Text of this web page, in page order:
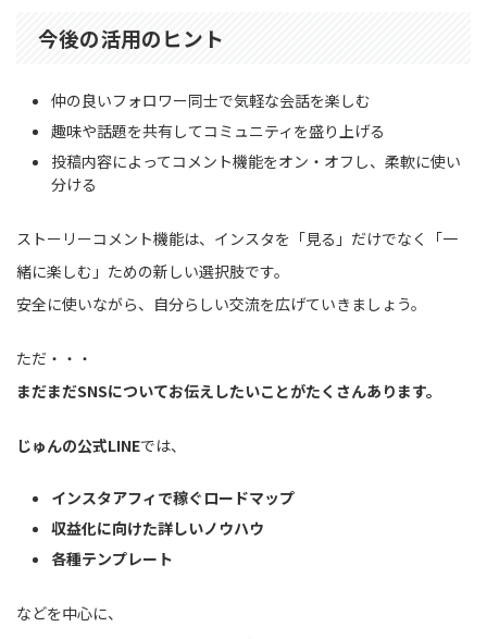
今後の活用のヒント
仲の良いフォロワー同士で気軽な会話を楽しむ
趣味や話題を共有してコミュニティを盛り上げる
投稿内容によってコメント機能をオン・オフし、柔軟に使い
分ける
ストーリーコメント機能は、インスタを「見る」だけでなく「一
緒に楽しむ」ための新しい選択肢です。
安全に使いながら、自分らしい交流を広げていきましょう。
ただ・・・
まだまだSNSについてお伝えしたいことがたくさんあります。
じゅんの公式LINEでは、
インスタアフィで稼ぐロードマップ
収益化に向けた詳しいノウハウ
各種テンプレート
などを中心に、